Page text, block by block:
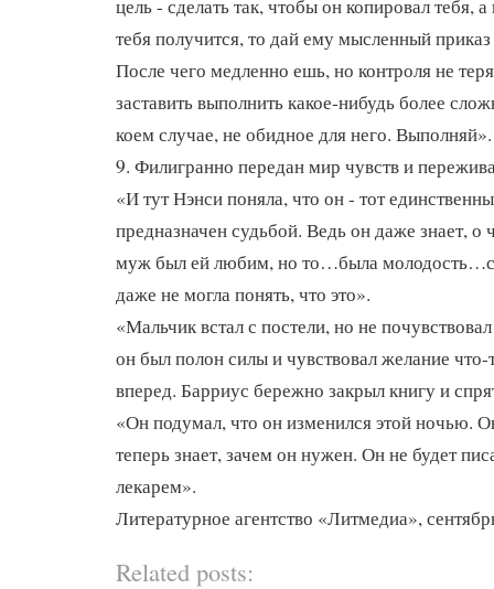
цель - сделать так, чтобы он копировал тебя,
тебя получится, то дай ему мысленный приказ
После чего медленно ешь, но контроля не
заставить выполнить какое-нибудь более
коем случае, не обидное для него. Выполняй».
9. Филигранно передан мир чувств и
«И тут Нэнси поняла, что он - тот
предназначен судьбой. Ведь он даже знает, о
муж был ей любим, но то…была
даже не могла понять, что это».
«Мальчик встал с постели, но не
он был полон силы и чувствовал желание что-
вперед. Барриус бережно закрыл книгу и
«Он подумал, что он изменился этой ночью.
теперь знает, зачем он нужен. Он не будет
лекарем».
Литературное агентство «Литмедиа»,
Related posts: